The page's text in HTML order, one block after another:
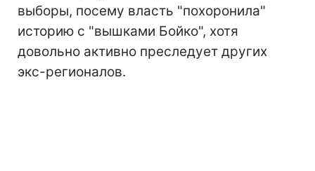
выборы, посему власть "похоронила"
историю с "вышками Бойко", хотя
довольно активно преследует других
экс-регионалов.